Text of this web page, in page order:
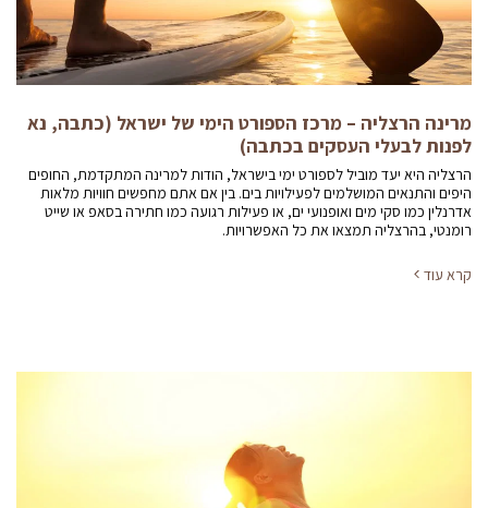
מרינה הרצליה – מרכז הספורט הימי של ישראל (כתבה, נא
לפנות לבעלי העסקים בכתבה)
הרצליה היא יעד מוביל לספורט ימי בישראל, הודות למרינה המתקדמת, החופים
היפים והתנאים המושלמים לפעילויות בים. בין אם אתם מחפשים חוויות מלאות
אדרנלין כמו סקי מים ואופנועי ים, או פעילות רגועה כמו חתירה בסאפ או שייט
רומנטי, בהרצליה תמצאו את כל האפשרויות.
קרא עוד